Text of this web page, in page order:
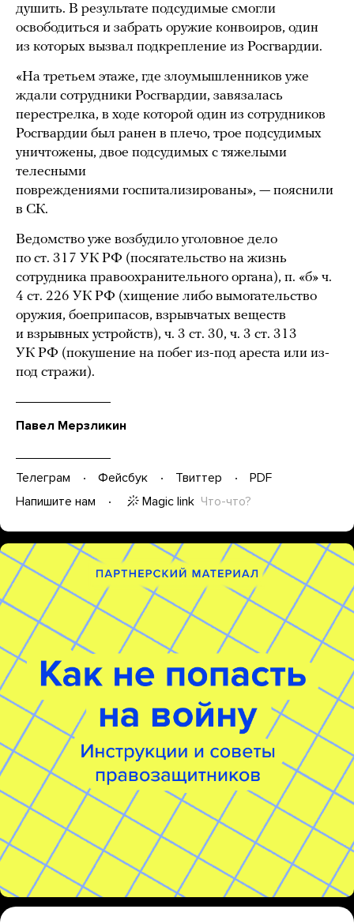
душить. В результате подсудимые смогли
освободиться и забрать оружие конвоиров, один
из которых вызвал подкрепление из Росгвардии.
«На третьем этаже, где злоумышленников уже
ждали сотрудники Росгвардии, завязалась
перестрелка, в ходе которой один из сотрудников
Росгвардии был ранен в плечо, трое подсудимых
уничтожены, двое подсудимых с тяжелыми
телесными
повреждениями госпитализированы», — пояснили
в СК.
Ведомство уже возбудило уголовное дело
по ст. 317 УК РФ (посягательство на жизнь
сотрудника правоохранительного органа), п. «б» ч.
4 ст. 226 УК РФ (хищение либо вымогательство
оружия, боеприпасов, взрывчатых веществ
и взрывных устройств), ч. 3 ст. 30, ч. 3 ст. 313
УК РФ (покушение на побег из-под ареста или из-
под стражи).
Павел Мерзликин
Телеграм Фейсбук Твиттер
PDF
Напишите нам
Magic link Что-что?